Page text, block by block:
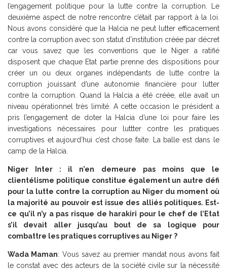
l’engagement politique pour la lutte contre la corruption. Le
deuxième aspect de notre rencontre c’était par rapport à la loi.
Nous avons considéré que la Halcia ne peut lutter efficacement
contre la corruption avec son statut d’institution créée par décret
car vous savez que les conventions que le Niger a ratifié
disposent que chaque Etat partie prenne des dispositions pour
créer un ou deux organes indépendants de lutte contre la
corruption jouissant d’une autonomie financière pour lutter
contre la corruption. Quand la Halcia a été créée, elle avait un
niveau opérationnel très limité. A cette occasion le président a
pris l’engagement de doter la Halcia d’une loi pour faire les
investigations nécessaires pour luttter contre les pratiques
corruptives et aujourd’hui c’est chose faite. La balle est dans le
camp de la Halcia.
Niger Inter : il n’en demeure pas moins que le
clientélisme politique constitue également un autre défi
pour la lutte contre la corruption au Niger du moment où
la majorité au pouvoir est issue des alliés politiques. Est-
ce qu’il n’y a pas risque de harakiri pour le chef de l’Etat
s’il devait aller jusqu’au bout de sa logique pour
combattre les pratiques corruptives au Niger ?
Wada Maman: Vous savez au premier mandat nous avons fait
le constat avec des acteurs de la société civile sur la nécessité